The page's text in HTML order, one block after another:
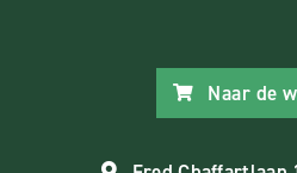
Naar de